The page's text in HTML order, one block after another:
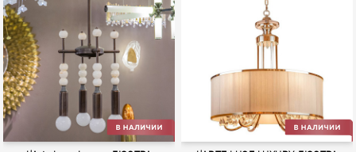
Bingo